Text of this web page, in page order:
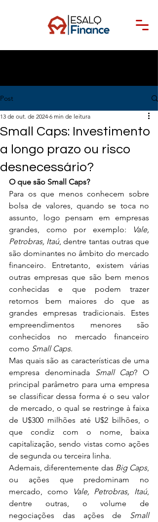
Post
Small Caps: Investimento
a longo prazo ou risco
desnecessário?
13 de out. de 2024 6 min de leitura
O que são Small Caps?
Para os que menos conhecem sobre
bolsa de valores, quando se toca no
assunto, logo pensam em empresas
grandes, como por exemplo:
Vale,
Petrobras, Itaú, dentre tantas outras que
são dominantes no âmbito do mercado
financeiro. Entretanto, existem várias
outras empresas que são bem menos
conhecidas e que podem trazer
retornos bem maiores do que as
grandes empresas tradicionais. Estes
empreendimentos menores são
conhecidos no mercado financeiro
como Small Caps.
Mas quais são as características de uma
empresa denominada Small Cap? O
principal parâmetro para uma empresa
se classificar dessa forma é o seu valor
de mercado, o qual se restringe à faixa
de U$300 milhões até U$2 bilhões, o
que condiz com o nome, baixa
capitalização, sendo vistas como ações
de segunda ou terceira linha.
Ademais, diferentemente das Big Caps,
ou ações que predominam no
mercado, como
Vale, Petrobras, Itaú,
dentre outras, o volume de
negociações das ações de Small